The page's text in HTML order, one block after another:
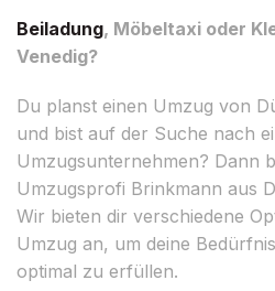
Beiladung, Möbeltaxi oder
Venedig?
Du planst einen Umzug von
und bist auf der Suche nach
Umzugsunternehmen? Dann
Umzugsprofi Brinkmann aus
Wir bieten dir verschiedene
Umzug an, um deine
optimal zu erfüllen.